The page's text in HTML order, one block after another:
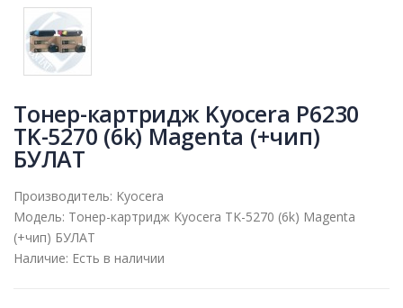
Тонер-картридж Kyocera P6230
TK-5270 (6k) Magenta (+чип)
БУЛАТ
Производитель: Kyocera
Модель: Тонер-картридж Kyocera TK-5270 (6k) Magenta
(+чип) БУЛАТ
Наличие: Есть в наличии